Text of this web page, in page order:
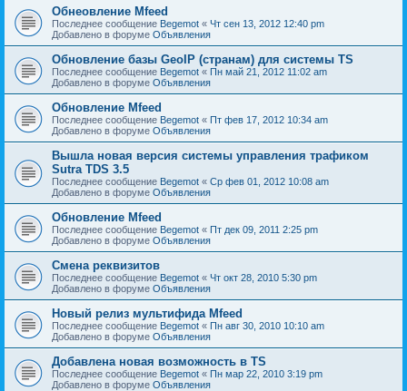
Обнеовление Mfeed
Последнее сообщение Begemot « Чт сен 13, 2012 12:40 pm
Добавлено в форуме Объявления
Обновление базы GeoIP (странам) для системы TS
Последнее сообщение Begemot « Пн май 21, 2012 11:02 am
Добавлено в форуме Объявления
Обновление Mfeed
Последнее сообщение Begemot « Пт фев 17, 2012 10:34 am
Добавлено в форуме Объявления
Вышла новая версия системы управления трафиком
Sutra TDS 3.5
Последнее сообщение Begemot « Ср фев 01, 2012 10:08 am
Добавлено в форуме Объявления
Обновление Mfeed
Последнее сообщение Begemot « Пт дек 09, 2011 2:25 pm
Добавлено в форуме Объявления
Смена реквизитов
Последнее сообщение Begemot « Чт окт 28, 2010 5:30 pm
Добавлено в форуме Объявления
Новый релиз мультифида Mfeed
Последнее сообщение Begemot « Пн авг 30, 2010 10:10 am
Добавлено в форуме Объявления
Добавлена новая возможность в TS
Последнее сообщение Begemot « Пн мар 22, 2010 3:19 pm
Добавлено в форуме Объявления